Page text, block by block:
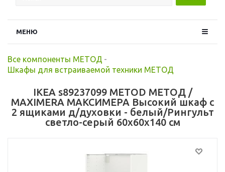
МЕНЮ
Все компоненты МЕТОД -
Шкафы для встраиваемой техники МЕТОД
IKEA s89237099 METOD МЕТОД /
MAXIMERA МАКСИМЕРА Высокий шкаф с
2 ящиками д/духовки - белый/Рингульт
светло-серый 60x60x140 см